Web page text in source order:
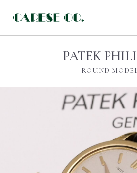
PATEK
ROUND